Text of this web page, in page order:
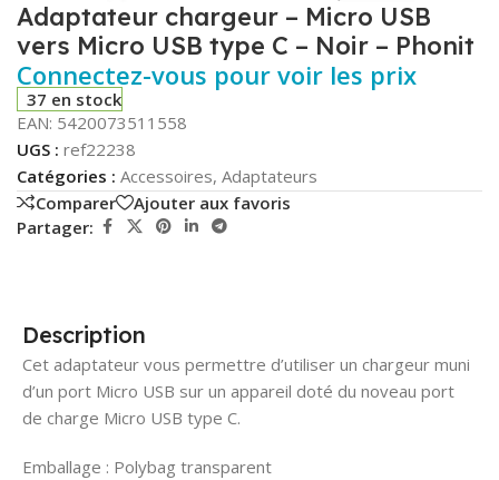
Adaptateur chargeur – Micro USB
vers Micro USB type C – Noir – Phonit
Connectez-vous pour voir les prix
37 en stock
EAN: 5420073511558
UGS : ref22238
Catégories : Accessoires, Adaptateurs
Comparer
Ajouter aux favoris
Partager:
Description
Cet adaptateur vous permettre d’utiliser un chargeur muni
d’un port Micro USB sur un appareil doté du noveau port
de charge Micro USB type C.
Emballage : Polybag transparent